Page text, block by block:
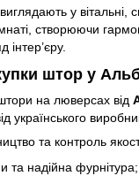
у вітальні,
створюючи
штор у
на люверсах від
українського
та контроль
та надійна фурнітура;